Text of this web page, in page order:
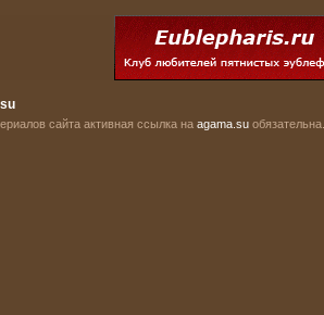
сайта активная ссылка на agama.su обязательна.